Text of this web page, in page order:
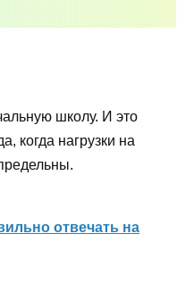
школу. И это
когда нагрузки на
отвечать на